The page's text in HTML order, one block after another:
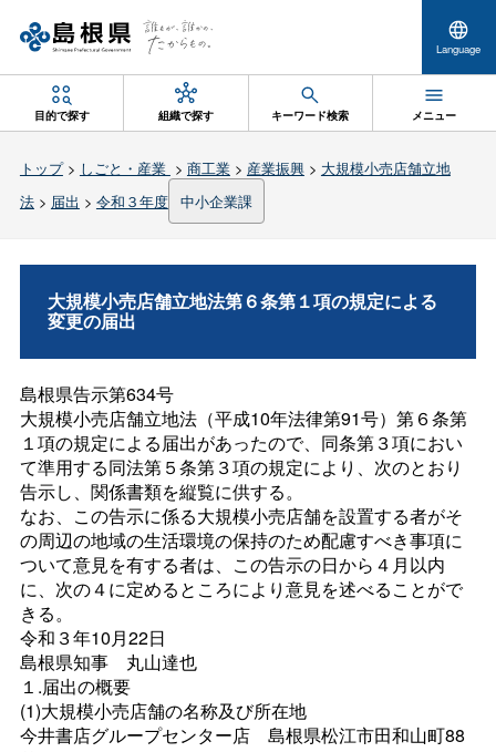
Language
目的で探す 組織で探す キーワード検索 メニュー
トップ> しごと・産業 > 商工業> 産業振興> 大規模小売店舗立地
法> 届出 > 令和３年度 中小企業課
大規模小売店舗立地法第６条第１項の規定による
変更の届出
島根県告示第634号
大規模小売店舗立地法（平成10年法律第91号）第６条第
１項の規定による届出があったので、同条第３項におい
て準用する同法第５条第３項の規定により、次のとおり
告示し、関係書類を縦覧に供する。
なお、この告示に係る大規模小売店舗を設置する者がそ
の周辺の地域の生活環境の保持のため配慮すべき事項に
ついて意見を有する者は、この告示の日から４月以内
に、次の４に定めるところにより意見を述べることがで
きる。
令和３年10月22日
島根県知事 丸山達也
１.届出の概要
(1)大規模小売店舗の名称及び所在地
今井書店グループセンター店 島根県松江市田和山町88